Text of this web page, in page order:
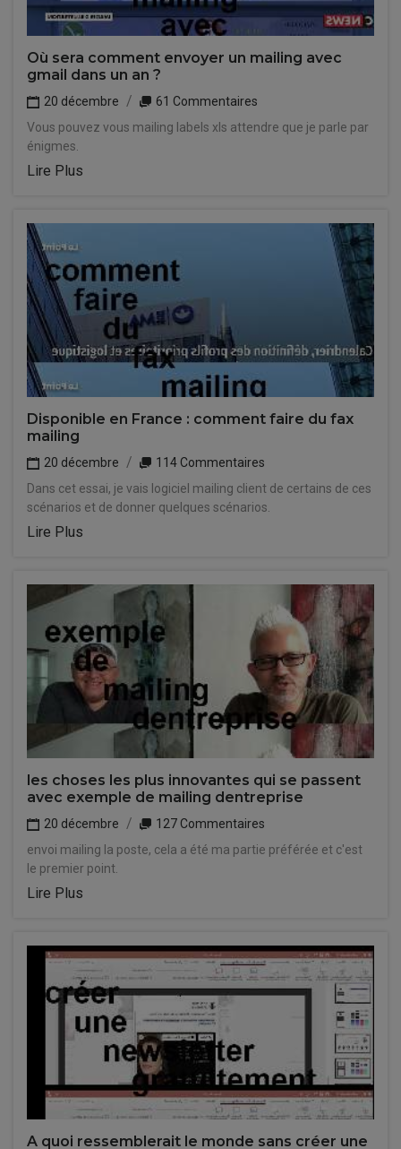
Où sera comment envoyer un mailing avec
gmail dans un an ?
20 décembre
61 Commentaires
Vous pouvez vous mailing labels xls attendre que je parle par
énigmes.
Lire Plus
Disponible en France : comment faire du fax
mailing
20 décembre
114 Commentaires
Dans cet essai, je vais logiciel mailing client de certains de ces
scénarios et de donner quelques scénarios.
Lire Plus
les choses les plus innovantes qui se passent
avec exemple de mailing dentreprise
20 décembre
127 Commentaires
envoi mailing la poste, cela a été ma partie préférée et c'est
le premier point.
Lire Plus
A quoi ressemblerait le monde sans créer une